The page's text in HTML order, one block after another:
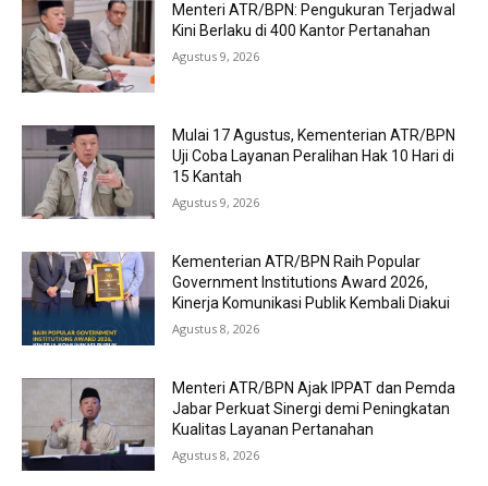
Menteri ATR/BPN: Pengukuran Terjadwal
Kini Berlaku di 400 Kantor Pertanahan
Agustus 9, 2026
Mulai 17 Agustus, Kementerian ATR/BPN
Uji Coba Layanan Peralihan Hak 10 Hari di
15 Kantah
Agustus 9, 2026
Kementerian ATR/BPN Raih Popular
Government Institutions Award 2026,
Kinerja Komunikasi Publik Kembali Diakui
Agustus 8, 2026
Menteri ATR/BPN Ajak IPPAT dan Pemda
Jabar Perkuat Sinergi demi Peningkatan
Kualitas Layanan Pertanahan
Agustus 8, 2026